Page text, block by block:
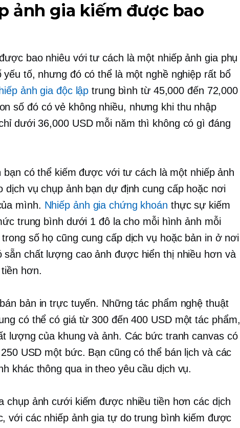
ảnh gia kiếm được bao
bao nhiêu với tư cách là một nhiếp ảnh gia phụ
yếu tố, nhưng đó có thể là một nghề nghiệp rất bổ
ảnh gia độc lập trung bình từ 45,000 đến 72,000
số đó có vẻ không nhiều, nhưng khi thu nhập
dưới 36,000 USD mỗi năm thì không có gì đáng
bạn có thể kiếm được với tư cách là một nhiếp ảnh
dịch vụ chụp ảnh bạn dự định cung cấp hoặc nơi
mình. Nhiếp ảnh gia chứng khoán thực sự kiếm
trung bình dưới 1 đô la cho mỗi hình ảnh mỗi
số họ cũng cung cấp dịch vụ hoặc bản in ở nơi
sẵn chất lượng caoảnh được hiển thị nhiều hơn và
hơn.
bản in trực tuyến. Những tác phẩm nghệ thuật
có thể có giá từ 300 đến 400 USD một tác phẩm,
lượng của khung và ảnh. Các bức tranh canvas có
USD một bức. Bạn cũng có thể bán lịch và các
khác thông qua in theo yêu cầu dịch vụ.
chụp ảnh cưới kiếm được nhiều tiền hơn các dịch
với các nhiếp ảnh gia tự do trung bình kiếm được